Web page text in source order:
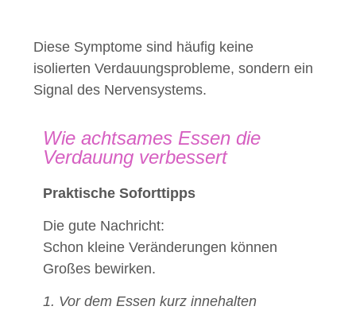
Diese Symptome sind häufig keine
isolierten Verdauungsprobleme, sondern ein
Signal des Nervensystems.
Wie achtsames Essen die
Verdauung verbessert
Praktische Soforttipps
Die gute Nachricht:
Schon kleine Veränderungen können
Großes bewirken.
1. Vor dem Essen kurz innehalten